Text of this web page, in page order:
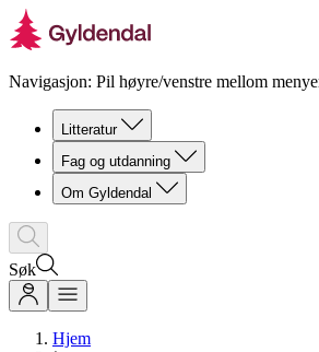
Navigasjon: Pil høyre/venstre mellom
Litteratur
Fag og utdanning
Om Gyldendal
Søk
Hjem